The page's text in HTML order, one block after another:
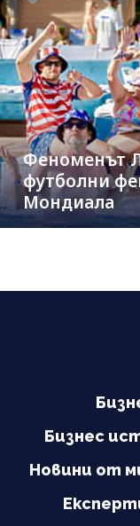
Феноменът
футболни
Мондиала
Бизнес
Новини от